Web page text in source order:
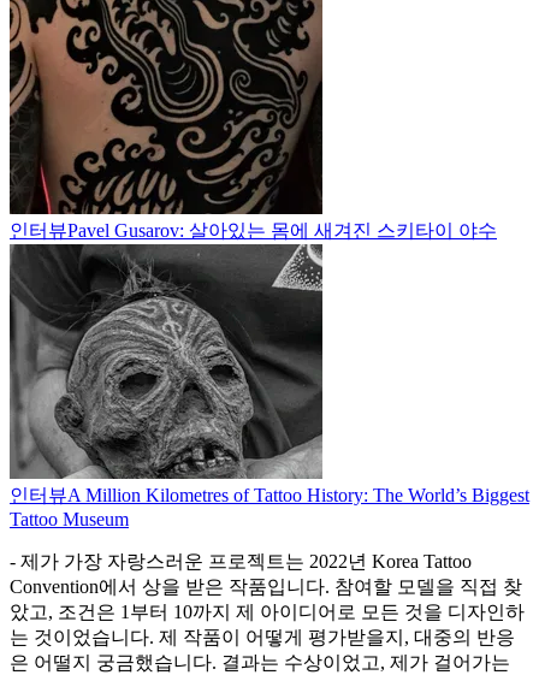
인터뷰Pavel Gusarov: 살아있는 몸에 새겨진 스키타이 야수
인터뷰A Million Kilometres of Tattoo History: The World’s Biggest
Tattoo Museum
- 제가 가장 자랑스러운 프로젝트는 2022년 Korea Tattoo
Convention에서 상을 받은 작품입니다. 참여할 모델을 직접 찾
았고, 조건은 1부터 10까지 제 아이디어로 모든 것을 디자인하
는 것이었습니다. 제 작품이 어떻게 평가받을지, 대중의 반응
은 어떨지 궁금했습니다. 결과는 수상이었고, 제가 걸어가는